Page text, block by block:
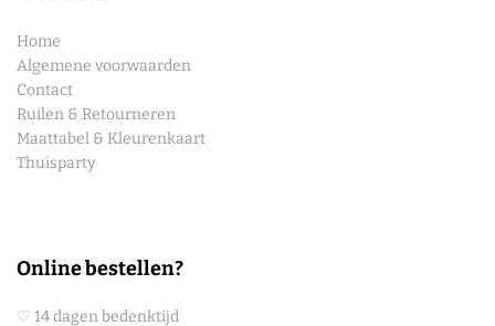
Home
Algemene voorwaarden
Contact
Ruilen & Retourneren
Maattabel & Kleurenkaart
Thuisparty
Online bestellen?
♡ 14 dagen bedenktijd